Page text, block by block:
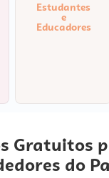
Estudantes
e
Educadores
Gratuitos
do